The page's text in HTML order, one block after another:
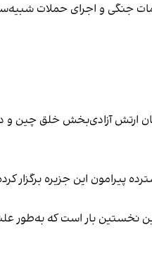
جنگی و اجرای حملات
ارتش آزادی‌بخش خلق چین و
پیرامون این جزیره برگزار
نخستین بار است که به‌طور